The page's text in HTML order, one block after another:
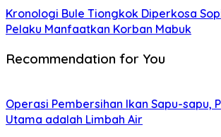
Kronologi Bule Tiongkok Diperkosa
Pelaku Manfaatkan Korban Mabuk
Recommendation for You
Operasi Pembersihan Ikan Sapu-sapu,
Utama adalah Limbah Air